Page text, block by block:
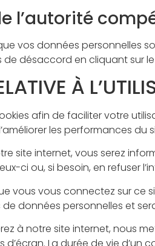
l’autorité
vos données personnelles
désaccord en cliquant sur le
À
afin de faciliter votre
les performances du
site internet, vous serez
ci ou, si besoin, en refuser
vous vous connectez sur
de données personnelles et
à notre site internet, nous